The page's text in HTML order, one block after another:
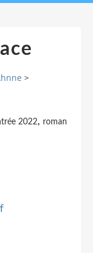
>
2022, roman